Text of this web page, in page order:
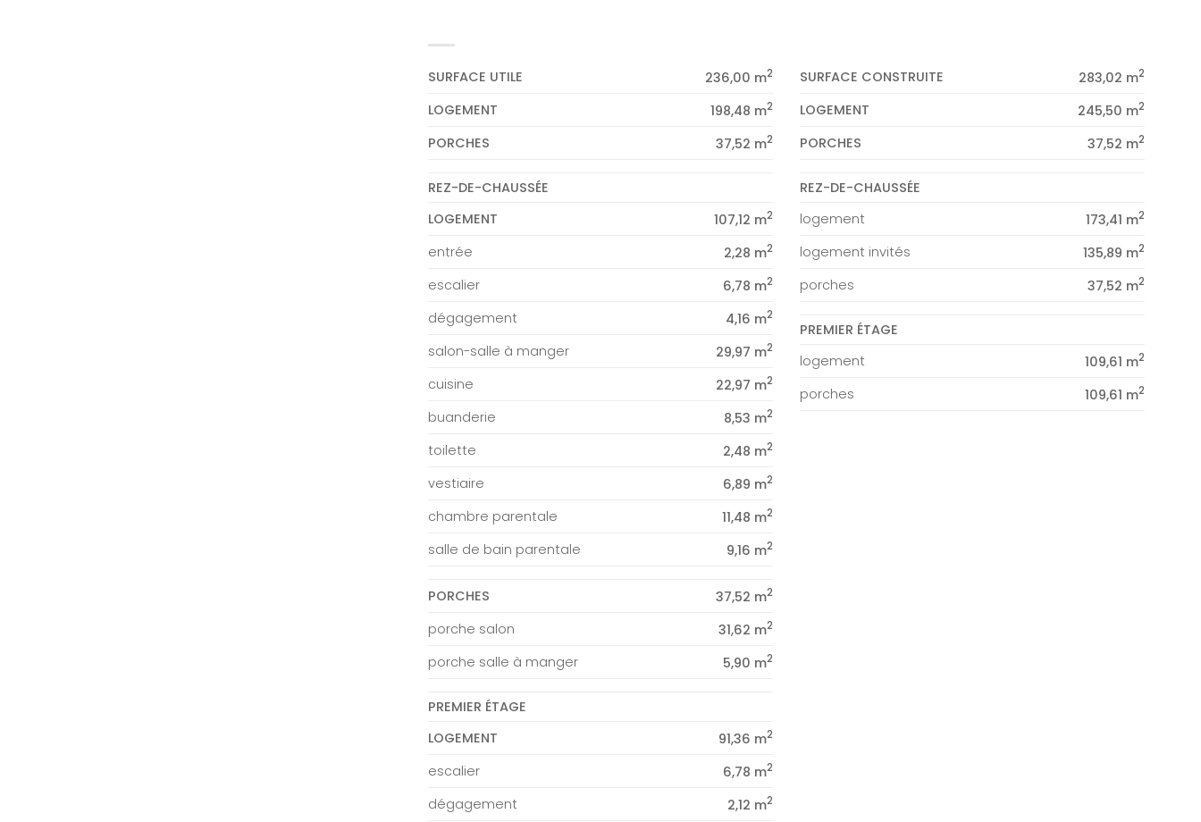
SURFACE UTILE 236,00 m2
LOGEMENT 198,48 m2
PORCHES 37,52 m2
REZ-DE-CHAUSSÉE
LOGEMENT
107,12 m2
entrée 2,28 m2
escalier 6,78 m2
dégagement 4,16 m2
salon-salle à manger 29,97 m2
cuisine 22,97 m2
buanderie 8,53 m2
toilette 2,48 m2
vestiaire 6,89 m2
chambre parentale 11,48 m2
salle de bain parentale 9,16 m2
PORCHES 37,52 m2
porche salon 31,62 m2
porche salle à manger 5,90 m2
PREMIER ÉTAGE
LOGEMENT
91,36 m2
escalier 6,78 m2
dégagement 2,12 m2
SURFACE CONSTRUITE 283,02 m2
LOGEMENT 245,50 m2
PORCHES 37,52 m2
REZ-DE-CHAUSSÉE
logement
173,41 m2
logement invités 135,89 m2
porches 37,52 m2
PREMIER ÉTAGE
logement
109,61 m2
porches 109,61 m2